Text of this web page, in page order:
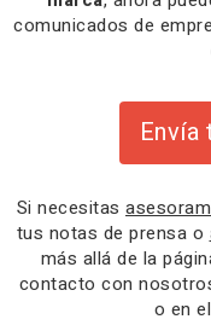
comunicados de
Envía
Si necesitas
tus notas de prensa o
más allá de la
contacto con
o en